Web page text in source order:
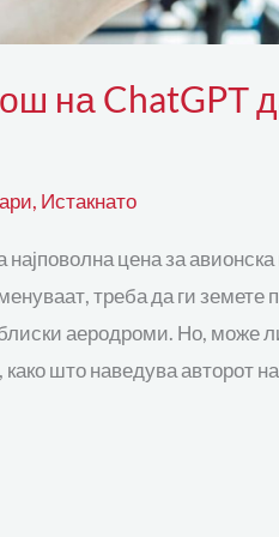
на ChatGPТ
, Истакнато
цена за
треба да ги
аеродроми. Но, може
како што наведува авторот